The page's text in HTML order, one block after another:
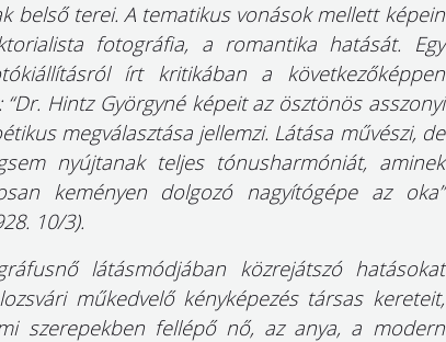
belső terei. A tematikus vonások mellett képein
fotográfia, a romantika hatását. Egy
írt kritikában a következőképpen
Hintz Györgyné képeit az ösztönös asszonyi
megválasztása jellemzi. Látása művészi, de
nyújtanak teljes tónusharmóniát, aminek
keményen dolgozó nagyítógépe az oka”
10/3).
látásmódjában közrejátszó hatásokat
műkedvelő kényképezés társas kereteit,
szerepekben fellépő nő, az anya, a modern